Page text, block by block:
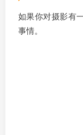
如果你对摄影有
事情。